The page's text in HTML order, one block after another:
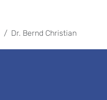
Dr. Bernd Christian